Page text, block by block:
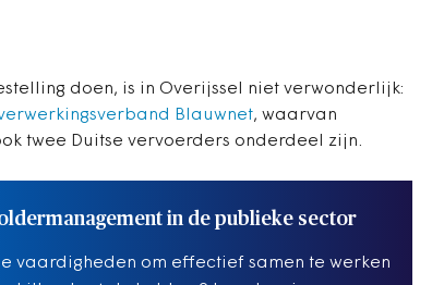
doen, is in Overijssel niet verwonderlijk:
Blauwnet, waarvan
twee Duitse vervoerders onderdeel zijn.
in de publieke sector
vaardigheden om effectief samen te werken